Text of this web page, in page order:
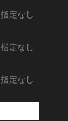
指定なし
指定なし
指定なし